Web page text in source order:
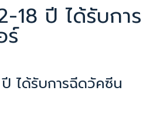
18 ปี ได้รับการ
ร์
ได้รับการฉีดวัคซีน